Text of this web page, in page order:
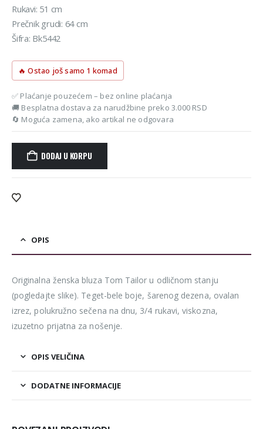
Rukavi: 51 cm
Prečnik grudi: 64 cm
Šifra: Bk5442
🔥 Ostao još samo 1 komad
✅ Plaćanje pouzećem – bez online plaćanja
🚚 Besplatna dostava za narudžbine preko 3.000 RSD
🔄 Moguća zamena, ako artikal ne odgovara
DODAJ U KORPU
Alternative:
OPIS
Originalna ženska bluza Tom Tailor u odličnom stanju
(pogledajte slike). Teget-bele boje, šarenog dezena, ovalan
izrez, polukružno sečena na dnu, 3/4 rukavi, viskozna,
izuzetno prijatna za nošenje.
OPIS VELIČINA
DODATNE INFORMACIJE